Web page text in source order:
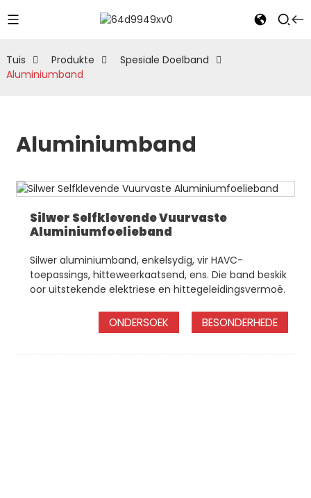
Tuis Produkte
Spesiale Doelband
Aluminiumband
Aluminiumband
Silwer Selfklevende Vuurvaste
Aluminiumfoelieband
Silwer aluminiumband, enkelsydig, vir HAVC-
toepassings, hitteweerkaatsend, ens. Die band beskik
oor uitstekende elektriese en hittegeleidingsvermoë.
ONDERSOEK BESONDERHEDE